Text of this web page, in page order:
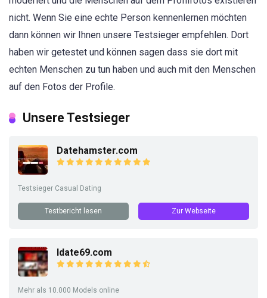
nicht. Wenn Sie eine echte Person kennenlernen möchten
dann können wir Ihnen unsere Testsieger empfehlen. Dort
haben wir getestet und können sagen dass sie dort mit
echten Menschen zu tun haben und auch mit den Menschen
auf den Fotos der Profile.
Unsere Testsieger
Datehamster.com
Testsieger Casual Dating
Testbericht lesen Zur Webseite
Idate69.com
Mehr als 10.000 Models online